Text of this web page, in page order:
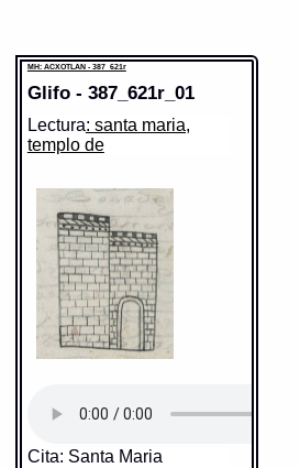
MH: ACXOTLAN - 387_621r
Glifo - 387_621r_01
Lectura: santa maria,
templo de
Cita: Santa Maria